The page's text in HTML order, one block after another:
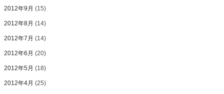
2012年9月 (15)
2012年8月 (14)
2012年7月 (14)
2012年6月 (20)
2012年5月 (18)
2012年4月 (25)